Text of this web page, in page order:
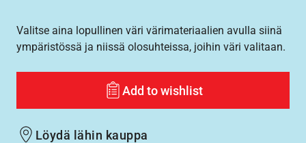
Valitse aina lopullinen väri värimateriaalien avulla siinä
ympäristössä ja niissä olosuhteissa, joihin väri valitaan.
Add to wishlist
Löydä lähin kauppa